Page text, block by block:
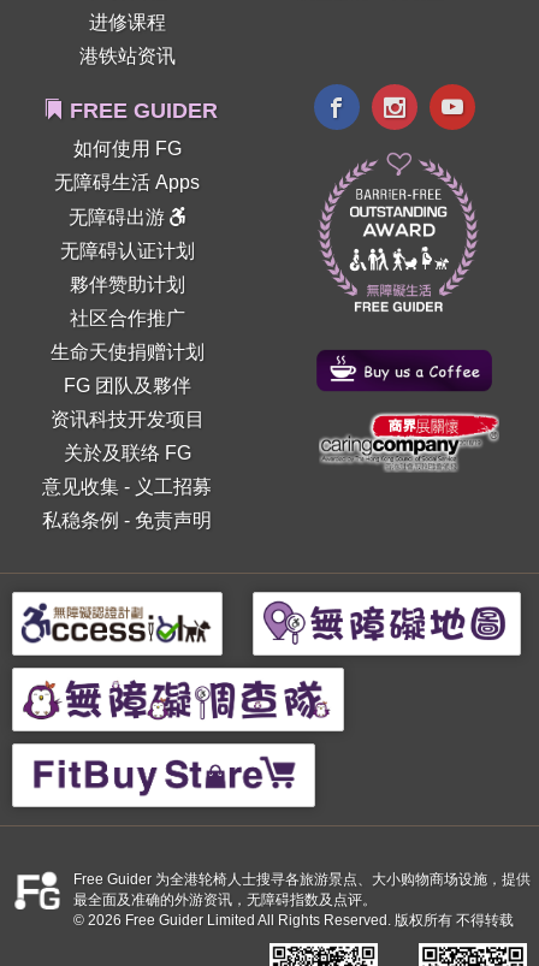
进修课程
港铁站资讯
FREE GUIDER
如何使用 FG
无障碍生活 Apps
无障碍出游
无障碍认证计划
夥伴赞助计划
社区合作推广
生命天使捐赠计划
FG 团队及夥伴
资讯科技开发项目
关於及联络 FG
意见收集 - 义工招募
私稳条例 - 免责声明
Free Guider 为全港轮椅人士搜寻各旅游景点、大小购物商场设施，提供
最全面及准确的外游资讯，无障碍指数及点评。
© 2026 Free Guider Limited All Rights Reserved. 版权所有 不得转载